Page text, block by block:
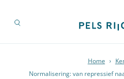
Home ›
Normalisering: van repressief